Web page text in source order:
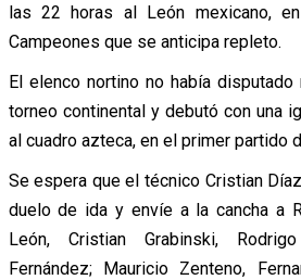
las 22 horas al León mexicano,
Campeones que se anticipa repleto.
El elenco nortino no había
torneo continental y debutó con una
al cuadro azteca, en el primer partido
Se espera que el técnico Cristian
duelo de ida y envíe a la cancha a
León, Cristian Grabinski,
Fernández; Mauricio Zenteno,